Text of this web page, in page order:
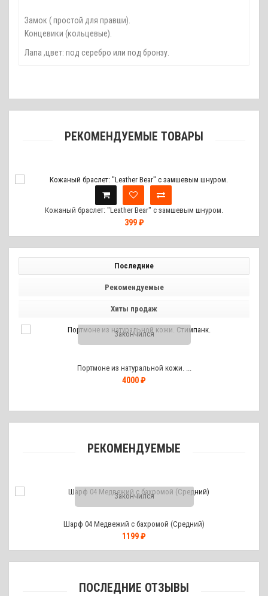
Замок ( простой для правши).
Концевики (кольцевые).
Лапа ,цвет: под серебро или под бронзу.
РЕКОМЕНДУЕМЫЕ ТОВАРЫ
Кожаный браслет: "Leather Bear" с замшевым шнуром.
399 ₽
Последние
Рекомендуемые
Хиты продаж
Закончился
Портмоне из натуральной кожи. ...
4000 ₽
РЕКОМЕНДУЕМЫЕ
Закончился
Шарф 04 Медвежий с бахромой (Средний)
1199 ₽
ПОСЛЕДНИЕ ОТЗЫВЫ